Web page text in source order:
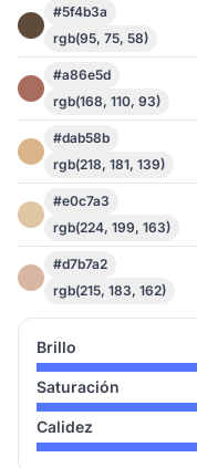
#5f4b3a
rgb(95, 75, 58)
#a86e5d
rgb(168, 110, 93)
#dab58b
rgb(218, 181, 139)
#e0c7a3
rgb(224, 199, 163)
#d7b7a2
rgb(215, 183, 162)
Brillo
Saturación
Calidez